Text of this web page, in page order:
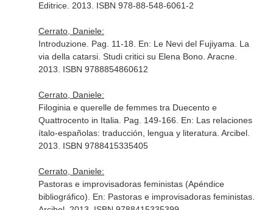
Editrice. 2013. ISBN 978-88-548-6061-2
Cerrato, Daniele:
Introduzione. Pag. 11-18. En: Le Nevi del Fujiyama. La
via della catarsi. Studi critici su Elena Bono. Aracne.
2013. ISBN 9788854860612
Cerrato, Daniele:
Filoginia e querelle de femmes tra Duecento e
Quattrocento in Italia. Pag. 149-166. En: Las relaciones
ítalo-españolas: traducción, lengua y literatura . Arcibel.
2013. ISBN 9788415335405
Cerrato, Daniele:
Pastoras e improvisadoras feministas (Apéndice
bibliográfico). En: Pastoras e improvisadoras feministas.